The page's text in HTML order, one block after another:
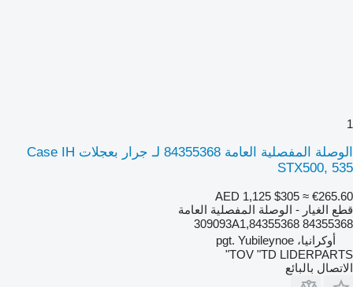
1
الوصلة المفصلية العامة 84355368 لـ جرار بعجلات Case IH
STX500, 535
AED 1,125 $305 ≈ €265.60
قطع الغيار - الوصلة المفصلية العامة
84355368 309093A1,84355368
أوكرانيا، pgt. Yubileynoe
TOV "TD LIDERPARTS"
الاتصال بالبائع